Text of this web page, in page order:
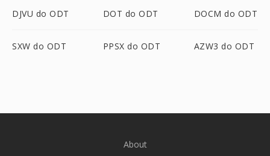
DJVU do ODT DOT do ODT DOCM do ODT
SXW do ODT PPSX do ODT AZW3 do ODT
About